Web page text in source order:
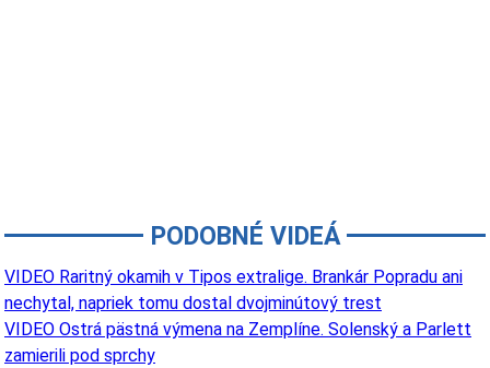
PODOBNÉ VIDEÁ
VIDEO Raritný okamih v Tipos extralige. Brankár Popradu ani
nechytal, napriek tomu dostal dvojminútový trest
VIDEO Ostrá pästná výmena na Zemplíne. Solenský a Parlett
zamierili pod sprchy